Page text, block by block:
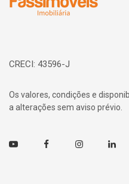
CRECI: 43596-J
Os valores, condições e
a alterações sem aviso prévio.
Youtube FacebookInstagram